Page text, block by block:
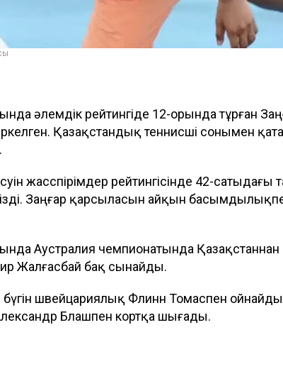
әлемдік рейтингіде 12-орында тұрған
Қазақстандық теннисші сонымен
жасөспірімдер рейтингісінде 42-сатыдағы
Заңғар қарсыласын айқын
Аустралия чемпионатында
Жалғасбай бақ сынайды.
бүгін швейцариялық Флинн Томаспен
Александр Блашпен кортқа шығады.